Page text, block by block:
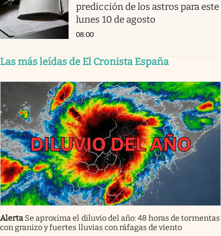
predicción de los astros para este
lunes 10 de agosto
08:00
Las más leídas de El Cronista España
Alerta Se aproxima el diluvio del año: 48 horas de tormentas
con granizo y fuertes lluvias con ráfagas de viento